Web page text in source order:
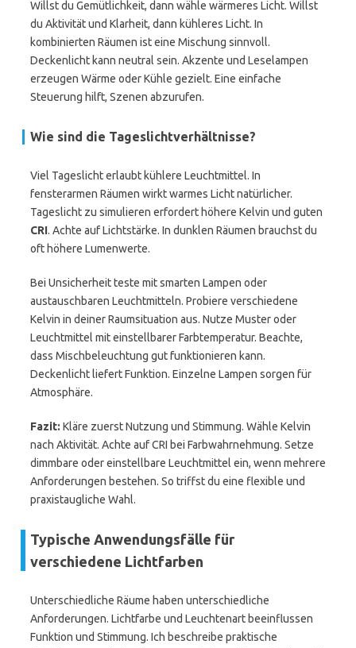
Willst du Gemütlichkeit, dann wähle wärmeres Licht. Willst
du Aktivität und Klarheit, dann kühleres Licht. In
kombinierten Räumen ist eine Mischung sinnvoll.
Deckenlicht kann neutral sein. Akzente und Leselampen
erzeugen Wärme oder Kühle gezielt. Eine einfache
Steuerung hilft, Szenen abzurufen.
Wie sind die Tageslichtverhältnisse?
Viel Tageslicht erlaubt kühlere Leuchtmittel. In
fensterarmen Räumen wirkt warmes Licht natürlicher.
Tageslicht zu simulieren erfordert höhere Kelvin und guten
CRI. Achte auf Lichtstärke. In dunklen Räumen brauchst du
oft höhere Lumenwerte.
Bei Unsicherheit teste mit smarten Lampen oder
austauschbaren Leuchtmitteln. Probiere verschiedene
Kelvin in deiner Raumsituation aus. Nutze Muster oder
Leuchtmittel mit einstellbarer Farbtemperatur. Beachte,
dass Mischbeleuchtung gut funktionieren kann.
Deckenlicht liefert Funktion. Einzelne Lampen sorgen für
Atmosphäre.
Fazit: Kläre zuerst Nutzung und Stimmung. Wähle Kelvin
nach Aktivität. Achte auf CRI bei Farbwahrnehmung. Setze
dimmbare oder einstellbare Leuchtmittel ein, wenn mehrere
Anforderungen bestehen. So triffst du eine flexible und
praxistaugliche Wahl.
Typische Anwendungsfälle für
verschiedene Lichtfarben
Unterschiedliche Räume haben unterschiedliche
Anforderungen. Lichtfarbe und Leuchtenart beeinflussen
Funktion und Stimmung. Ich beschreibe praktische